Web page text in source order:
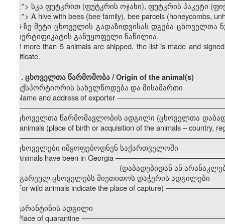
<*> სკა ფუტკრით (ფუტკრის ოჯახი), ფუტკრის პაკეტი
<*> A hive with bees (bee family), bee parcels (honeycombs,
5-ზე მეტი ცხოველის გადაზიდვისას დგება
ამ სერტიფიკატის განუყოფელი ნაწილია.
If more than 5 animals are shipped, the list is made and
certificate.
1. ცხოველთა წარმოშობა / Origin of the animal(s)
ექსპორტიორის სახელწოდება და მისამართი
Name and address of exporter
ცხოველთა წარმომავლობის ადგილი (ცხოველთა
the animals (place of birth or acquisition of the animals – country,
ცხოველები იმყოფებოდნენ საქართველოში
Animals have been in Georgia
(დაბადებიდან ან არანაკლებ 6 თვისა /
(გარეულ ცხოველებს მიეთითოს დაჭერის ადგილები
For wild animals indicate the place of capture)
კარანტინის ადგილი
Place of quarantine